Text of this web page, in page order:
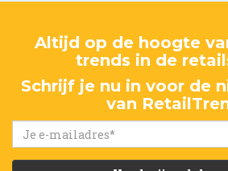
Altijd op de hoogte
trends in de
Schrijf je nu in voor de
van